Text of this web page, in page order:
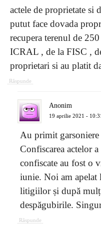
actele de proprietate si
putut face dovada
recupera terenul de
ICRAL , de la FISC ,
proprietari si au platit
Răspunde
Anonim
19 aprilie 2021 -
Au primit
Confiscarea actelor
confiscate au fost o
iunie. Noi am apelat
litigiilor și după
despăgubirile.
Răspunde